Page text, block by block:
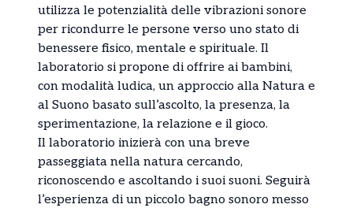
utilizza le potenzialità delle vibrazioni sonore
per ricondurre le persone verso uno stato di
benessere fisico, mentale e spirituale. Il
laboratorio si propone di offrire ai bambini,
con modalità ludica, un approccio alla Natura e
al Suono basato sull’ascolto, la presenza, la
sperimentazione, la relazione e il gioco.
Il laboratorio inizierà con una breve
passeggiata nella natura cercando,
riconoscendo e ascoltando i suoi suoni. Seguirà
l’esperienza di un piccolo bagno sonoro messo